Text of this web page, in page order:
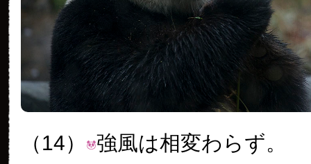
（14） 強風は相変わらず。